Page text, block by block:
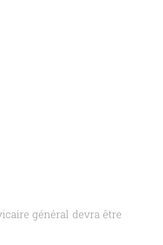
général devra être